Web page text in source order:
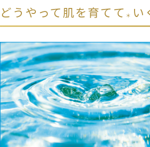
どうやって肌を育てて ＊ い